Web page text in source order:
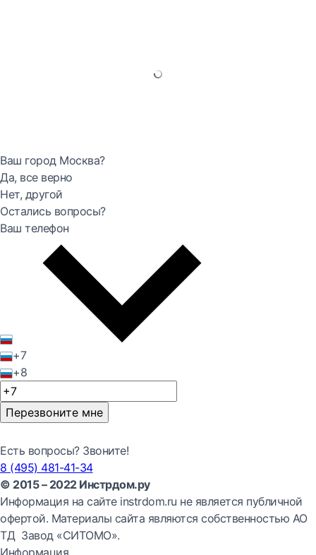
Ваш город Москва?
Да, все верно
Нет, другой
Остались вопросы?
Ваш телефон
+7
+8
Перезвоните мне
Есть вопросы? Звоните!
8 (495) 481-41-34
© 2015 – 2022 Инстрдом.ру
Информация на сайте instrdom.ru не является публичной
офертой. Материалы сайта являются собственностью АО
ТД Завод «СИТОМО».
Информация